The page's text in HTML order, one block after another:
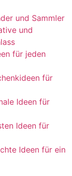
und Sammler
und
für jeden
für
Ideen für
Ideen für
Ideen für ein